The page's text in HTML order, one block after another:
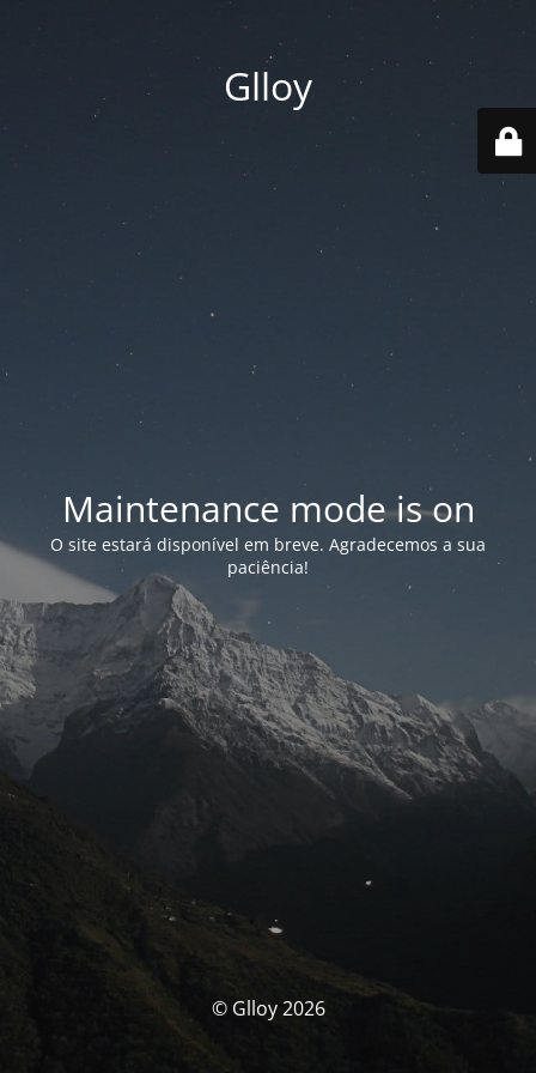
Glloy
Maintenance mode is on
O site estará disponível em breve. Agradecemos a sua
paciência!
© Glloy 2026